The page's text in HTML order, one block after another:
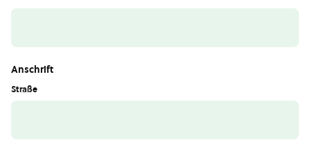
Anschrift
Straße